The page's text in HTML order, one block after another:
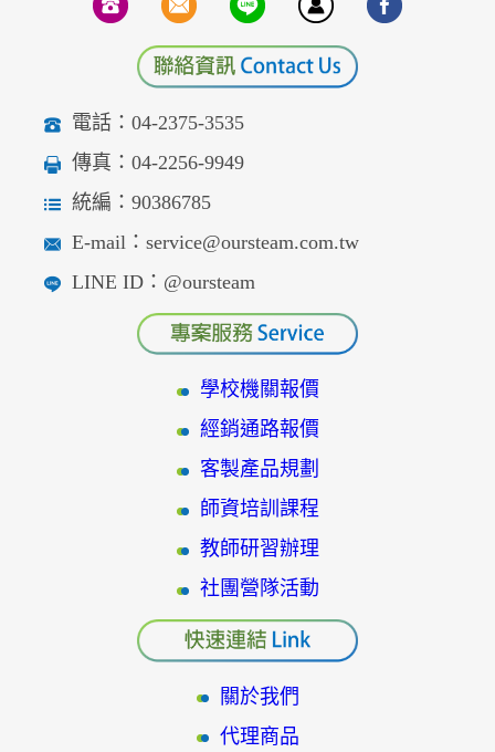
電話：04-2375-3535
傳真：04-2256-9949
統編：90386785
E-mail：service@oursteam.com.tw
LINE ID：@oursteam
學校機關報價
經銷通路報價
客製產品規劃
師資培訓課程
教師研習辦理
社團營隊活動
關於我們
代理商品